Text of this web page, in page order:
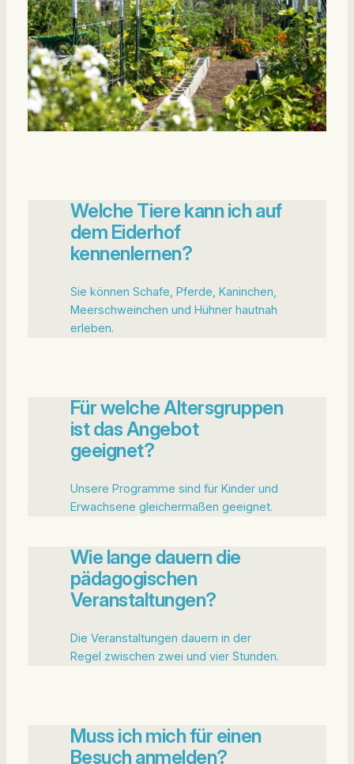
Welche Tiere kann ich auf
dem Eiderhof
kennenlernen?
Sie können Schafe, Pferde, Kaninchen,
Meerschweinchen und Hühner hautnah
erleben.
Für welche Altersgruppen
ist das Angebot
geeignet?
Unsere Programme sind für Kinder und
Erwachsene gleichermaßen geeignet.
Wie lange dauern die
pädagogischen
Veranstaltungen?
Die Veranstaltungen dauern in der
Regel zwischen zwei und vier Stunden.
Muss ich mich für einen
Besuch anmelden?